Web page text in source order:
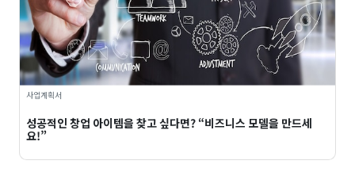
사업계획서
성공적인 창업 아이템을 찾고 싶다면? “비즈니스 모델을 만드세
요!”